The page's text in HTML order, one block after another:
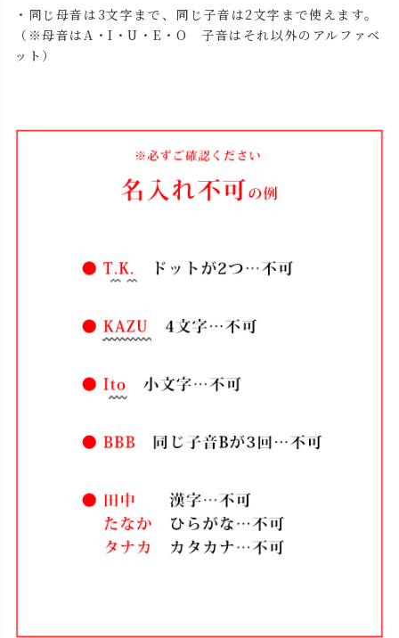
・同じ母音は3文字まで、同じ子音は2文字まで使えます。
（※母音はA・I・U・E・O 子音はそれ以外のアルファベ
ット）